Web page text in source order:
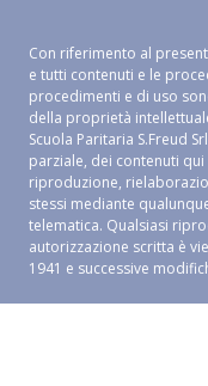
Con riferimento al
e tutti contenuti e le
procedimenti e di uso
della proprietà
Scuola Paritaria S.Freud
parziale, dei contenuti
riproduzione,
stessi mediante
telematica. Qualsiasi
autorizzazione scritta è
1941 e successive
CREDITS:ALEIDE WEB